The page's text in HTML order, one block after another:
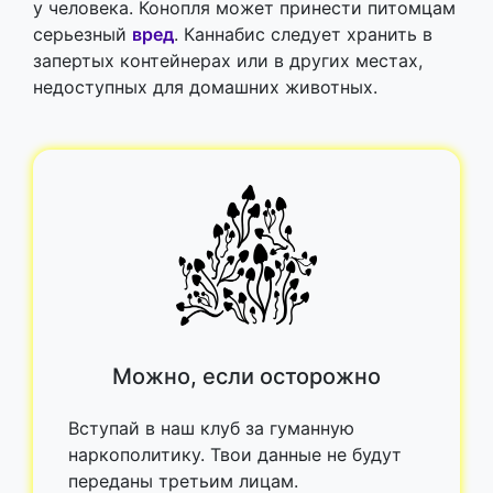
у человека. Конопля может принести питомцам
серьезный вред. Каннабис следует хранить в
запертых контейнерах или в других местах,
недоступных для домашних животных.
Можно, если осторожно
Вступай в наш клуб за гуманную
наркополитику. Твои данные не будут
переданы третьим лицам.